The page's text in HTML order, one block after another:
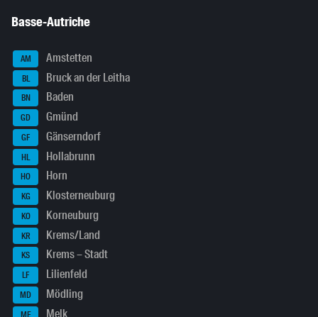
Basse-Autriche
AM Amstetten
BL Bruck an der Leitha
BN Baden
GD Gmünd
GF Gänserndorf
HL Hollabrunn
HO Horn
KG Klosterneuburg
KO Korneuburg
KR Krems/Land
KS Krems – Stadt
LF Lilienfeld
MD Mödling
ME Melk